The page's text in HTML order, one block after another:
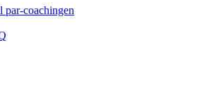
par-coachingen